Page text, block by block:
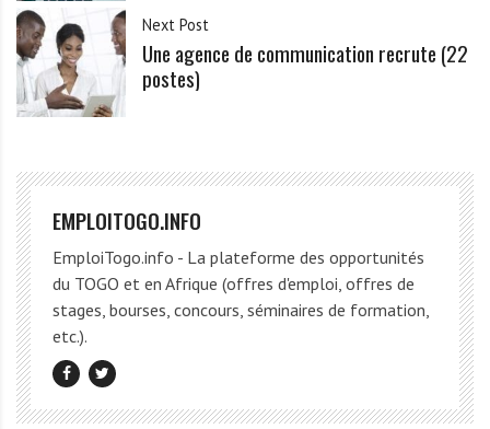
Next Post
Une agence de communication recrute (22
postes)
EMPLOITOGO.INFO
EmploiTogo.info - La plateforme des opportunités
du TOGO et en Afrique (offres d'emploi, offres de
stages, bourses, concours, séminaires de formation,
etc.).